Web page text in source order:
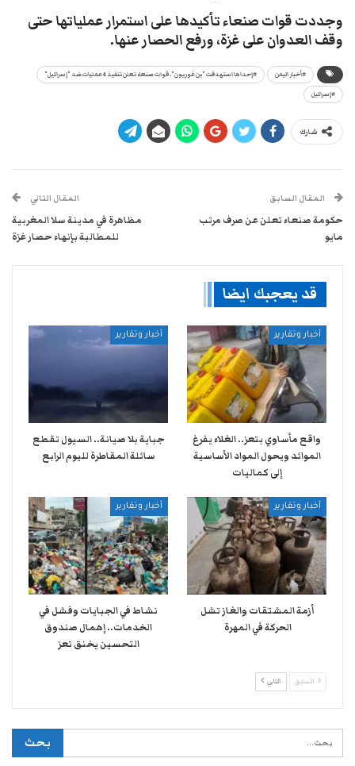
وجددت قوات صنعاء تأكيدها على استمرار عملياتها حتى
وقف العدوان على غزة، ورفع الحصار عنها.
#أخبار اليمن #إحداها استهدفت "بن غوريون".. قوات صنعاء تعلن تنفيذ 4 عمليات ضد "إسرائيل"
#إسرائيل
شارك
المقال السابق
حكومة صنعاء تعلن عن صرف مرتب
مايو
المقال التالي
مظاهرة في مدينة سلا المغربية
للمطالبة بإنهاء حصار غزة
قد يعجبك ايضا
أخبار وتقارير
واقع مأساوي بتعز.. الغلاء يفرغ
الموائد ويحول المواد الأساسية
إلى كماليات
أخبار وتقارير
جباية بلا صيانة.. السيول تقطع
سائلة المقاطرة لليوم الرابع
أخبار وتقارير
أزمة المشتقات والغاز تشل
الحركة في المهرة ​
أخبار وتقارير
نشاط في الجبايات وفشل في
الخدمات.. إهمال صندوق
التحسين يخنق تعز
السابق التالي